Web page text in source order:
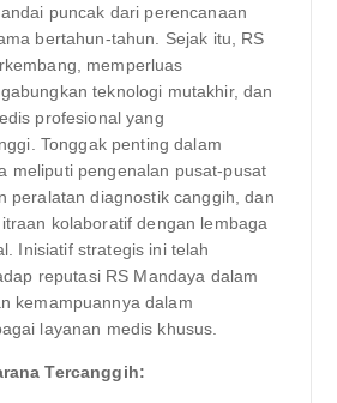
puncak dari perencanaan
bertahun-tahun. Sejak itu, RS
memperluas
teknologi mutakhir, dan
profesional yang
Tonggak penting dalam
meliputi pengenalan pusat-pusat
peralatan diagnostik canggih, dan
kolaboratif dengan lembaga
Inisiatif strategis ini telah
reputasi RS Mandaya dalam
kemampuannya dalam
layanan medis khusus.
Tercanggih: